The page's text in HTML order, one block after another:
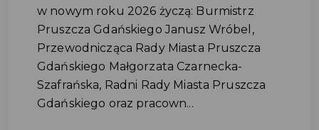
w nowym roku 2026 życzą: Burmistrz
Pruszcza Gdańskiego Janusz Wróbel,
Przewodnicząca Rady Miasta Pruszcza
Gdańskiego Małgorzata Czarnecka-
Szafrańska, Radni Rady Miasta Pruszcza
Gdańskiego oraz pracown...